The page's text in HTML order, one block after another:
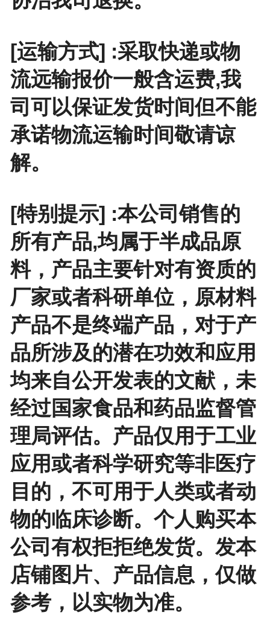
[运输方式] :采取快递或物
流远输报价一般含运费,我
司可以保证发货时间但不能
承诺物流运输时间敬请谅
解。
[特别提示] :本公司销售的
所有产品,均属于半成品原
料，产品主要针对有资质的
厂家或者科研单位，原材料
产品不是终端产品，对于产
品所涉及的潜在功效和应用
均来自公开发表的文献，未
经过国家食品和药品监督管
理局评估。产品仅用于工业
应用或者科学研究等非医疗
目的，不可用于人类或者动
物的临床诊断。个人购买本
公司有权拒拒绝发货。发本
店铺图片、产品信息，仅做
参考，以实物为准。